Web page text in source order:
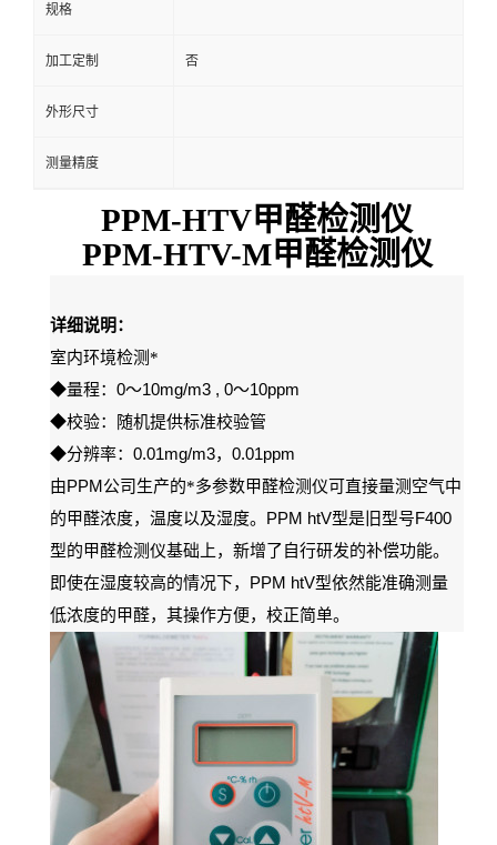
规格
加工定制 否
外形尺寸
测量精度
PPM-HTV甲醛检测仪
PPM-HTV-M甲醛检测仪
详细说明：
室内环境检测*
◆量程： 0～10mg/m3 , 0～10ppm
◆校验：随机提供标准校验管
◆分辨率： 0.01mg/m3， 0.01ppm
由PPM公司生产的*多参数甲醛检测仪可直接量测空气中
的甲醛浓度，温度以及湿度。 PPM htV型是旧型号F400
型的甲醛检测仪基础上，新增了自行研发的补偿功能。
即使在湿度较高的情况下， PPM htV型依然能准确测量
低浓度的甲醛，其操作方便，校正简单。